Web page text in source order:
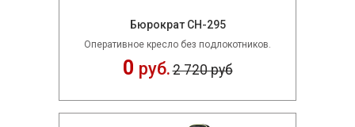
Бюрократ CH-295
Оперативное кресло без подлокотников.
0 руб.2 720 руб